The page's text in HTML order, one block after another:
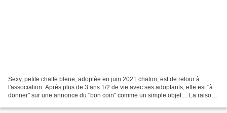
Sexy, petite chatte bleue, adoptée en juin 2021 chaton, est de retour à
l'association. Après plus de 3 ans 1/2 de vie avec ses adoptants, elle est "à
donner" sur une annonce du "bon coin" comme un simple objet.... La raison :